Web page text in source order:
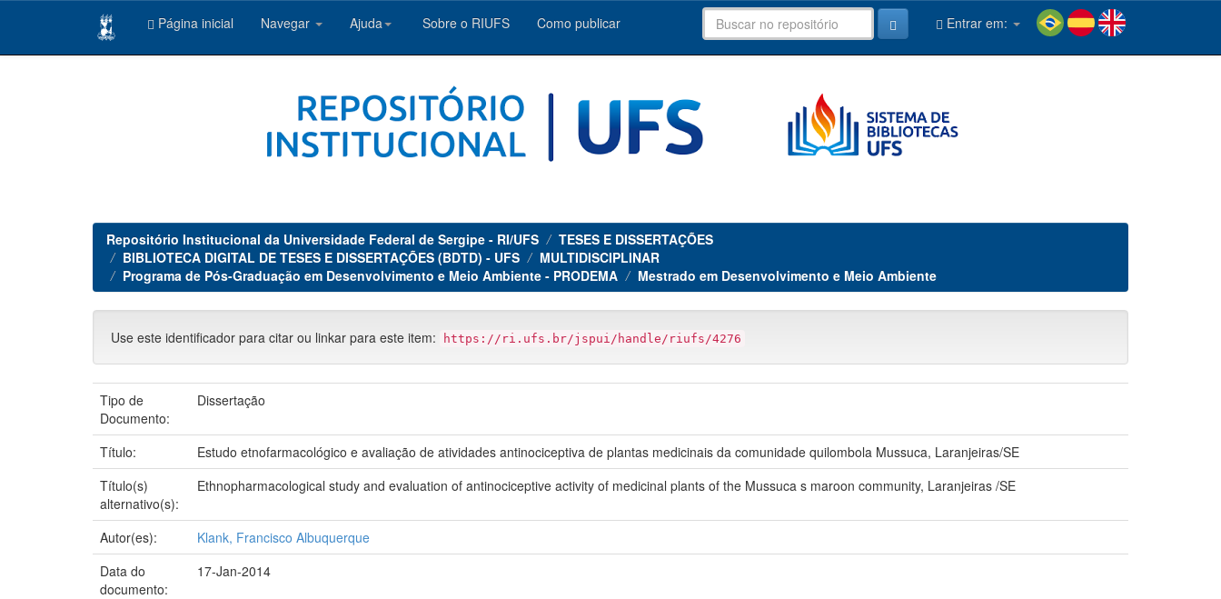
Página inicial Navegar Ajuda Sobre o RIUFS Como publicar Entrar em:
Repositório Institucional da Universidade Federal de Sergipe - RI/UFS
TESES E DISSERTAÇÕES
BIBLIOTECA DIGITAL DE TESES E DISSERTAÇÕES (BDTD) - UFS
MULTIDISCIPLINAR
Programa de Pós-Graduação em Desenvolvimento e Meio Ambiente - PRODEMA
Mestrado em Desenvolvimento e Meio Ambiente
Use este identificador para citar ou linkar para este item: https://ri.ufs.br/jspui/handle/riufs/4276
Tipo de
Documento:
Dissertação
Título:
Estudo etnofarmacológico e avaliação de atividades antinociceptiva de plantas medicinais da comunidade quilombola Mussuca, Laranjeiras/SE
Título(s)
alternativo(s):
Ethnopharmacological study and evaluation of antinociceptive activity of medicinal plants of the Mussuca s maroon community, Laranjeiras /SE
Autor(es):
Klank, Francisco Albuquerque
Data do
documento:
17-Jan-2014